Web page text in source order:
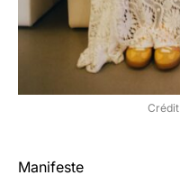
Crédit
Manifeste